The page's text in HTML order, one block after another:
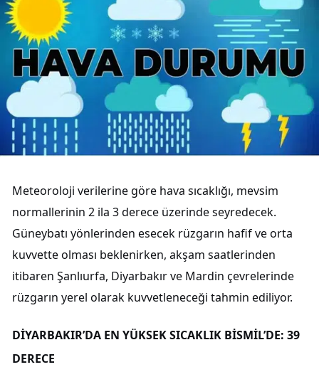
Meteoroloji verilerine göre hava sıcaklığı, mevsim
normallerinin 2 ila 3 derece üzerinde seyredecek.
Güneybatı yönlerinden esecek rüzgarın hafif ve orta
kuvvette olması beklenirken, akşam saatlerinden
itibaren Şanlıurfa, Diyarbakır ve Mardin çevrelerinde
rüzgarın yerel olarak kuvvetleneceği tahmin ediliyor.
DİYARBAKIR’DA EN YÜKSEK SICAKLIK BİSMİL’DE: 39
DERECE